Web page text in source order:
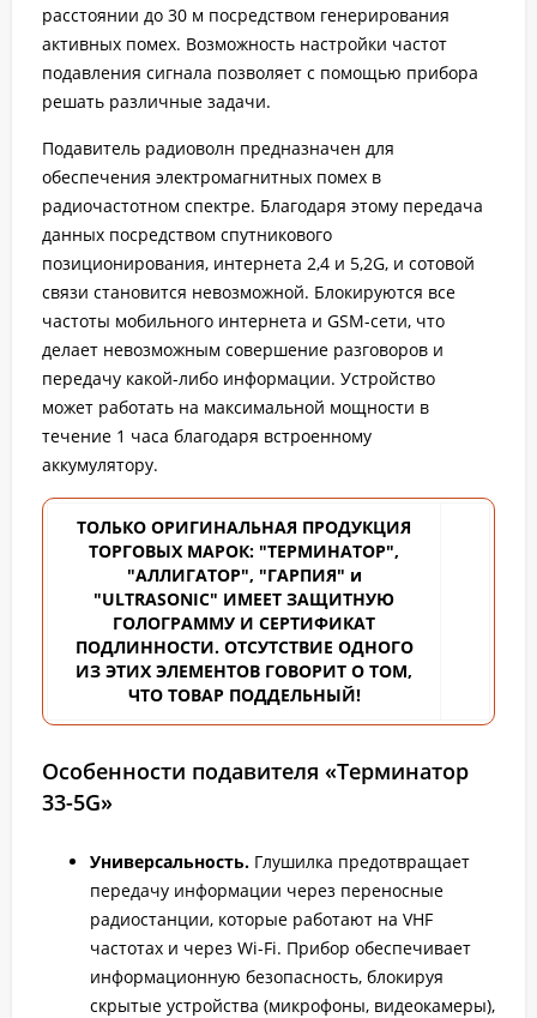
расстоянии до 30 м посредством генерирования
активных помех. Возможность настройки частот
подавления сигнала позволяет с помощью прибора
решать различные задачи.
Подавитель радиоволн предназначен для
обеспечения электромагнитных помех в
радиочастотном спектре. Благодаря этому передача
данных посредством спутникового
позиционирования, интернета 2,4 и 5,2G, и сотовой
связи становится невозможной. Блокируются все
частоты мобильного интернета и GSM-сети, что
делает невозможным совершение разговоров и
передачу какой-либо информации. Устройство
может работать на максимальной мощности в
течение 1 часа благодаря встроенному
аккумулятору.
ТОЛЬКО ОРИГИНАЛЬНАЯ ПРОДУКЦИЯ
ТОРГОВЫХ МАРОК: "ТЕРМИНАТОР",
"АЛЛИГАТОР", "ГАРПИЯ" и
"ULTRASONIC" ИМЕЕТ ЗАЩИТНУЮ
ГОЛОГРАММУ И СЕРТИФИКАТ
ПОДЛИННОСТИ. ОТСУТСТВИЕ ОДНОГО
ИЗ ЭТИХ ЭЛЕМЕНТОВ ГОВОРИТ О ТОМ,
ЧТО ТОВАР ПОДДЕЛЬНЫЙ!
Особенности подавителя «Терминатор
33-5G»
Универсальность. Глушилка предотвращает
передачу информации через переносные
радиостанции, которые работают на VHF
частотах и через Wi-Fi. Прибор обеспечивает
информационную безопасность, блокируя
скрытые устройства (микрофоны, видеокамеры),